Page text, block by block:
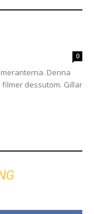
0
Denna
dessutom. Gillar